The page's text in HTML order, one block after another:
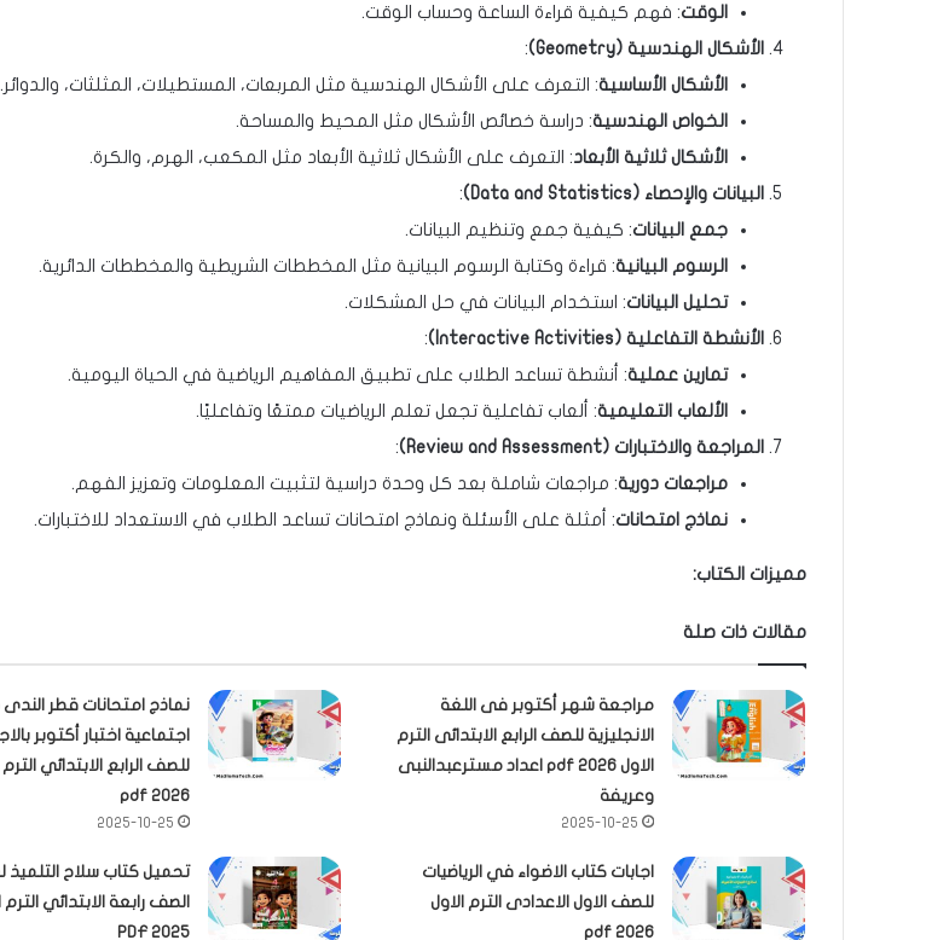
الوقت: فهم كيفية قراءة الساعة وحساب الوقت.
الأشكال الهندسية (Geometry)
:
الأشكال الأساسية: التعرف على الأشكال الهندسية مثل المربعات، المستطيلات، المثلثات، والدوائر.
الخواص الهندسية: دراسة خصائص الأشكال مثل المحيط والمساحة.
الأشكال ثلاثية الأبعاد: التعرف على الأشكال ثلاثية الأبعاد مثل المكعب، الهرم، والكرة.
البيانات والإحصاء (Data and Statistics)
:
جمع البيانات: كيفية جمع وتنظيم البيانات.
الرسوم البيانية: قراءة وكتابة الرسوم البيانية مثل المخططات الشريطية والمخططات الدائرية.
تحليل البيانات: استخدام البيانات في حل المشكلات.
الأنشطة التفاعلية (Interactive Activities)
:
تمارين عملية: أنشطة تساعد الطلاب على تطبيق المفاهيم الرياضية في الحياة اليومية.
الألعاب التعليمية: ألعاب تفاعلية تجعل تعلم الرياضيات ممتعًا وتفاعليًا.
المراجعة والاختبارات (Review and Assessment)
:
مراجعات دورية: مراجعات شاملة بعد كل وحدة دراسية لتثبيت المعلومات وتعزيز الفهم.
نماذج امتحانات: أمثلة على الأسئلة ونماذج امتحانات تساعد الطلاب في الاستعداد للاختبارات.
مميزات الكتاب:
مقالات ذات صلة
مراجعة شهر أكتوبر فى اللغة
الانجليزية للصف الرابع الابتدائى الترم
الاول 2026 pdf اعداد مسترعبدالنبى
وعريفة
2025-10-25
نماذج امتحانات قطر الندى
اجتماعية اختبار أكتوبر
للصف الرابع الابتدائي الترم
2026 pdf
2025-10-25
اجابات كتاب الاضواء في الرياضيات
للصف الاول الاعدادى الترم الاول
2026 pdf
تحميل كتاب سلاح التلميذ
الصف رابعة الابتدائي الترم
2025 PDF